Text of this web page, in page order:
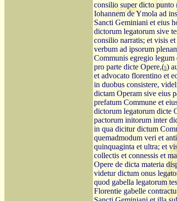
consilio super dicto punto
Iohannem de Ymola ad
Sancti Geminiani et eius
dictorum legatorum sive
consilio narratis; et visis
verbum ad ipsorum
Communis egregio
pro parte dicte Opere,(5)
et advocato florentino et
in duobus consistere,
dictam Operam sive eius
prefatum Commune et
dictorum legatorum dicte
pactorum initorum inter
in qua dicitur dictum
quemadmodum veri et
quinquaginta et ultra; et
collectis et connessis et
Opere de dicta materia
videtur dictum onus
quod gabella legatorum
Florentie gabelle